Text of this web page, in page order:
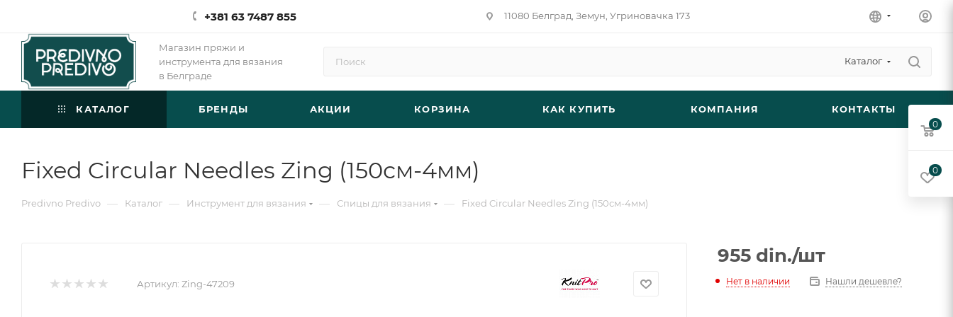
+381 63 7487 855 11080 Белград, Земун, Угриновачка 173
Магазин пряжи и
инструмента для вязания
в Белграде
Каталог
КАТАЛОГ БРЕНДЫ АКЦИИ КОРЗИНА КАК КУПИТЬ КОМПАНИЯ КОНТАКТЫ
Fixed Circular Needles Zing (150см-4мм)
Predivno Predivo — Каталог — Инструмент для вязания — Спицы для вязания — Fixed Circular Needles Zing (150см-4мм)
Артикул: Zing-47209
955 din./шт
Нет в наличии Нашли дешевле?
0
0